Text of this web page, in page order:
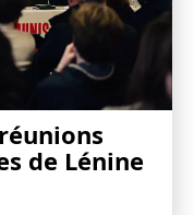
de Lénine